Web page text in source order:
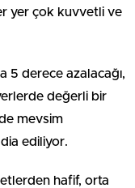
yer çok kuvvetli ve
5 derece azalacağı,
değerli bir
mevsim
ediliyor.
hafif, orta